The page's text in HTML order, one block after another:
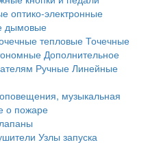
оптико-электронные
дымовые
тепловыеТочечные
Дополнительное
Ручные Линейные
музыкальная
о пожаре
Узлы запуска